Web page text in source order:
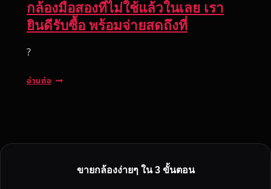
กล้องมือสองที่ไม่ใช้แล้วในเลย เรา
ยินดีรับซื้อ พร้อมจ่ายสดถึงที่
?
อ่านต่อ ก
อ
ขายกล้องง่ายๆ ใน 3 ขั้นตอน